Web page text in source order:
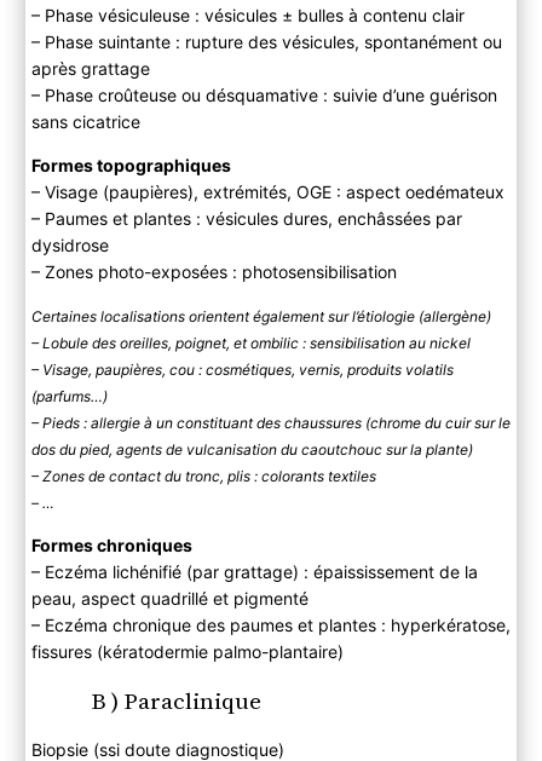
– Phase vésiculeuse : vésicules ± bulles à contenu clair
– Phase suintante : rupture des vésicules, spontanément ou
après grattage
– Phase croûteuse ou désquamative : suivie d’une guérison
sans cicatrice
Formes topographiques
– Visage (paupières), extrémités, OGE : aspect oedémateux
– Paumes et plantes : vésicules dures, enchâssées par
dysidrose
– Zones photo-exposées : photosensibilisation
Certaines localisations orientent également sur l’étiologie (allergène)
– Lobule des oreilles, poignet, et ombilic : sensibilisation au nickel
– Visage, paupières, cou : cosmétiques, vernis, produits volatils
(parfums…)
– Pieds : allergie à un constituant des chaussures (chrome du cuir sur le
dos du pied, agents de vulcanisation du caoutchouc sur la plante)
– Zones de contact du tronc, plis : colorants textiles
– …
Formes chroniques
– Eczéma lichénifié (par grattage) : épaississement de la
peau, aspect quadrillé et pigmenté
– Eczéma chronique des paumes et plantes : hyperkératose,
fissures (kératodermie palmo-plantaire)
B ) Paraclinique
Biopsie (ssi doute diagnostique)